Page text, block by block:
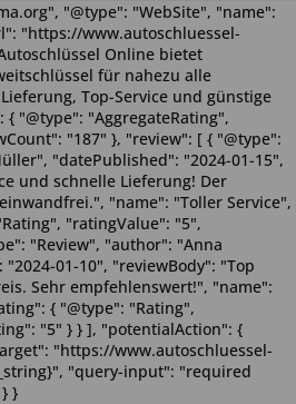
"@type": "WebSite", "name":
"https://www.autoschluessel-
Online bietet
für nahezu alle
Top-Service und günstige
{ "@type": "AggregateRating",
"187" }, "review": [ { "@type":
"datePublished": "2024-01-15",
und schnelle Lieferung! Der
"name": "Toller Service",
"ratingValue": "5",
"Review", "author": "Anna
01-10", "reviewBody": "Top
Sehr empfehlenswert!", "name":
{ "@type": "Rating",
"5" } } ], "potentialAction": {
"https://www.autoschluessel-
"query-input": "required
}